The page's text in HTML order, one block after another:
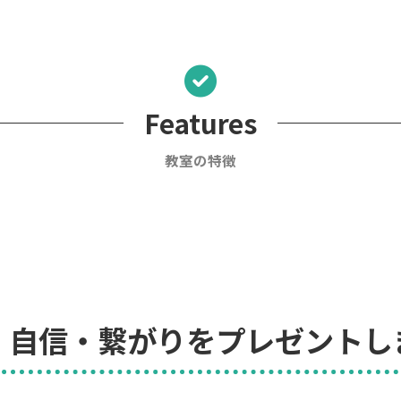
Features
教室の特徴
信・繋がりをプレゼント